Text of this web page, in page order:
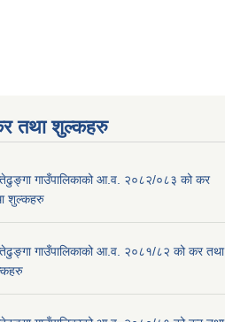
तथा शुल्कहरु
गाउँपालिकाको आ.व. २०८२/०८३ को कर
शुल्कहरु
गाउँपालिकाको आ.व. २०८१/८२ को कर तथा